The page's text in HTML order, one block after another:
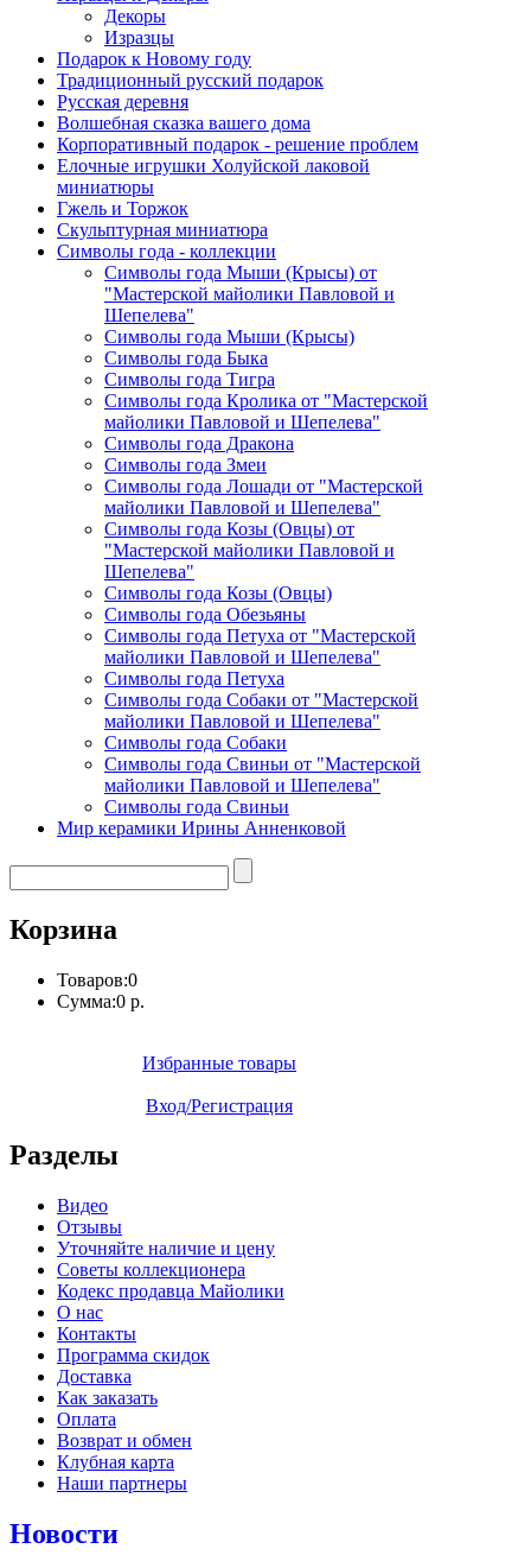
Декоры
Изразцы
Подарок к Новому году
Традиционный русский подарок
Русская деревня
Волшебная сказка вашего дома
Корпоративный подарок - решение проблем
Елочные игрушки Холуйской лаковой
миниатюры
Гжель и Торжок
Скульптурная миниатюра
Символы года - коллекции
Символы года Мыши (Крысы) от
"Мастерской майолики Павловой и
Шепелева"
Символы года Мыши (Крысы)
Символы года Быка
Символы года Тигра
Символы года Кролика от "Мастерской
майолики Павловой и Шепелева"
Символы года Дракона
Символы года Змеи
Символы года Лошади от "Мастерской
майолики Павловой и Шепелева"
Символы года Козы (Овцы) от
"Мастерской майолики Павловой и
Шепелева"
Символы года Козы (Овцы)
Символы года Обезьяны
Символы года Петуха от "Мастерской
майолики Павловой и Шепелева"
Символы года Петуха
Символы года Собаки от "Мастерской
майолики Павловой и Шепелева"
Символы года Собаки
Символы года Свиньи от "Мастерской
майолики Павловой и Шепелева"
Символы года Свиньи
Мир керамики Ирины Анненковой
Корзина
Товаров:0
Сумма:0 р.
Избранные товары
Вход/Регистрация
Разделы
Видео
Отзывы
Уточняйте наличие и цену
Советы коллекционера
Кодекс продавца Майолики
О нас
Контакты
Программа скидок
Доставка
Как заказать
Оплата
Возврат и обмен
Клубная карта
Наши партнеры
Новости